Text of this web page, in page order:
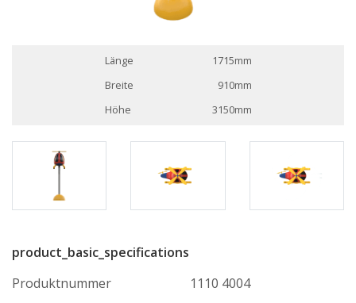
Länge
1715mm
Breite
910mm
Höhe
3150mm
product_basic_specifications
Produktnummer
1110 4004